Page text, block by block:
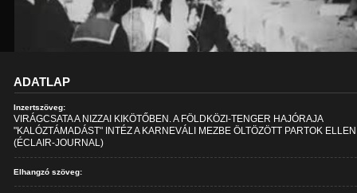
ADATLAP
Inzertszöveg:
VIRÁGCSATA A NIZZAI KIKÖTŐBEN. A FÖLDKÖZI-TENGER HAJÓRAJA
"KALÓZTÁMADÁST" INTÉZ A KARNEVÁLI MEZBE ÖLTÖZÖTT PARTOK
(ÉCLAIR-JOURNAL)
Elhangzó szöveg: